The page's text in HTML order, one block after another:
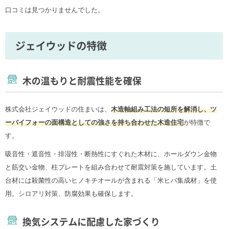
口コミは見つかりませんでした。
ジェイウッドの特徴
木の温もりと耐震性能を確保
株式会社ジェイウッドの住まいは、 木造軸組み工法の短所を解消し、ツ
ーバイフォーの面構造としての強さを持ち合わせた木造住宅が特徴で
す。
吸音性・遮音性・排湿性・断熱性にすぐれた木材に、ホールダウン金物
と筋交い金物、柱プレートを組み合わせて耐震対策を施しています。土
台材には殺菌性の高いヒノキチオールが含まれる「米ヒバ集成材」を使
用。シロアリ対策、防腐効果も確保します。
換気システムに配慮した家づくり